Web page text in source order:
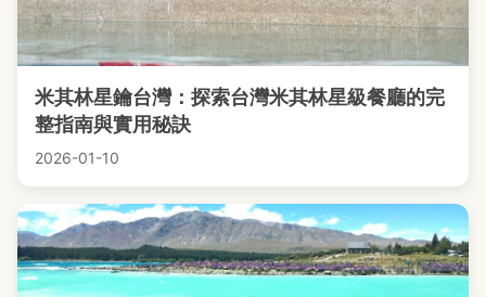
米其林星鑰台灣：探索台灣米其林星級餐廳的完
整指南與實用秘訣
2026-01-10